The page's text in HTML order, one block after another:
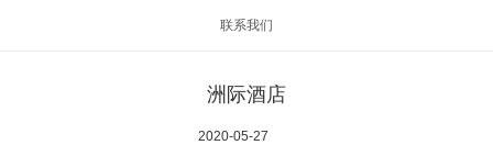
联系我们
洲际酒店
2020-05-27